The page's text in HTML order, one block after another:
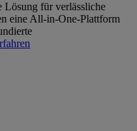
Lösung für verlässliche
eine All-in-One-Plattform